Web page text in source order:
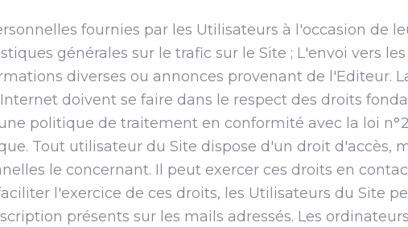
fournies par les Utilisateurs à l'occasion de
générales sur le trafic sur le Site ; L'envoi vers
diverses ou annonces provenant de l'Editeur.
doivent se faire dans le respect des droits
politique de traitement en conformité avec la loi
Tout utilisateur du Site dispose d'un droit d'accès,
le concernant. Il peut exercer ces droits en
l'exercice de ces droits, les Utilisateurs du Site
présents sur les mails adressés. Les